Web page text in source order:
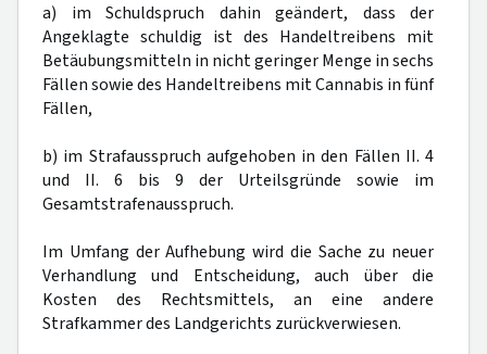
a) im Schuldspruch dahin geändert, dass der
Angeklagte schuldig ist des Handeltreibens mit
Betäubungsmitteln in nicht geringer Menge in sechs
Fällen sowie des Handeltreibens mit Cannabis in fünf
Fällen,
b) im Strafausspruch aufgehoben in den Fällen II. 4
und II. 6 bis 9 der Urteilsgründe sowie im
Gesamtstrafenausspruch.
Im Umfang der Aufhebung wird die Sache zu neuer
Verhandlung und Entscheidung, auch über die
Kosten des Rechtsmittels, an eine andere
Strafkammer des Landgerichts zurückverwiesen.